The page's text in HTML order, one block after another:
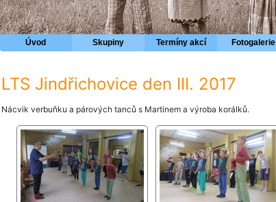
Úvod Skupiny Termíny akcí Fotogalerie
LTS Jindřichovice den III. 2017
Nácvik verbuňku a párových tanců s Martinem a výroba korálků.